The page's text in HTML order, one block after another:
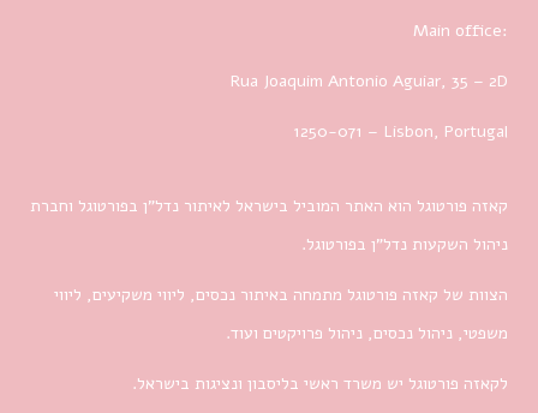
Main office:
Rua Joaquim Antonio Aguiar, 35 – 2D
1250-071 – Lisbon, Portugal
קאזה פורטוגל הוא האתר המוביל בישראל לאיתור נדל”ן בפורטוגל וחברת
ניהול השקעות נדל”ן בפורטוגל.
הצוות של קאזה פורטוגל מתמחה באיתור נכסים, ליווי משקיעים, ליווי
משפטי, ניהול נכסים, ניהול פרויקטים ועוד.
לקאזה פורטוגל יש משרד ראשי בליסבון ונציגות בישראל.